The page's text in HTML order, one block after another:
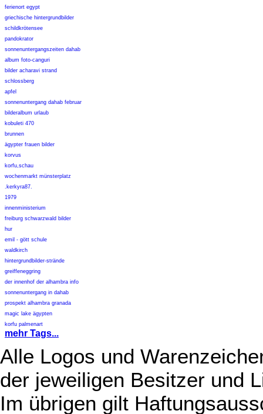
ferienort egypt
griechische hintergrundbilder
schildkrötensee
pandokrator
sonnenuntergangszeiten dahab
album foto-canguri
bilder acharavi strand
schlossberg
apfel
sonnenuntergang dahab februar
bilderalbum urlaub
kobuleti 470
brunnen
ägypter frauen bilder
korvus
korfu,schau
wochenmarkt münsterplatz
.kerkyra87.
1979
innenministerium
freiburg schwarzwald bilder
hur
emil - gött schule
waldkirch
hintergrundbilder-strände
greiffeneggring
der innenhof der alhambra info
sonnenuntergang in dahab
prospekt alhambra granada
magic lake ägypten
korfu palmenart
mehr Tags...
Alle Logos und
der jeweiligen Besitzer und
Im übrigen gilt